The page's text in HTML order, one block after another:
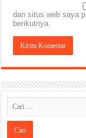
dan situs web saya
berikutnya.